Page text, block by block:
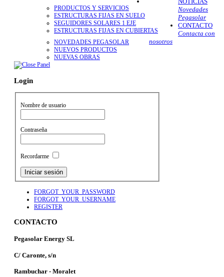
PRODUCTOS Y SERVICIOS
ESTRUCTURAS FIJAS EN SUELO
SEGUIDORES SOLARES 1 EJE
ESTRUCTURAS FIJAS EN CUBIERTAS
Novedades
Pegasolar
NOVEDADES PEGASOLAR
NUEVOS PRODUCTOS
NUEVAS OBRAS
CONTACTO
Contacta con
nosotros
Login
Nombre de usuario
Contraseña
Recordarme
FORGOT_YOUR_PASSWORD
FORGOT_YOUR_USERNAME
REGISTER
CONTACTO
Pegasolar Energy SL
C/ Caronte, s/n
Rambuchar - Moralet